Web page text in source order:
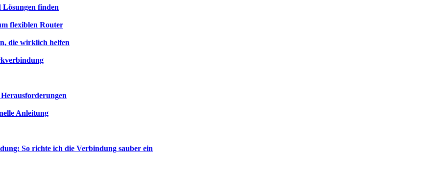
finden
flexiblen Router
die wirklich helfen
Anleitung
So richte ich die Verbindung sauber ein